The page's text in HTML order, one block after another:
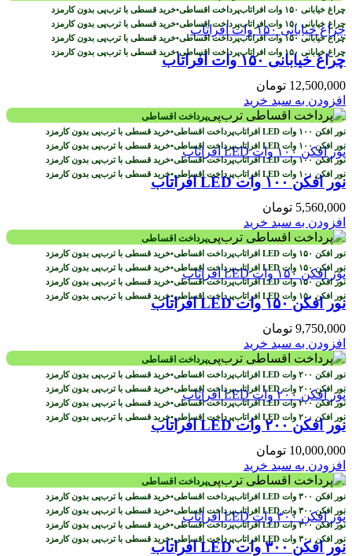
پرداخت اقساطی•خرید قسطی با ترب‌پی بدون کارمزد
پرداخت اقساطی•خرید قسطی با ترب‌پی بدون کارمزد
پرداخت اقساطی•خرید قسطی با ترب‌پی بدون کارمزد
پرداخت اقساطی•خرید قسطی با ترب‌پی بدون کارمزد چراغ خیابانی ۱۵۰ وات افراتاب
12,500,000 تومان
افزودن به سبد خرید
پرداخت اقساطی
پرداخت اقساطی•خرید قسطی با ترب‌پی بدون کارمزد
پرداخت اقساطی•خرید قسطی با ترب‌پی بدون کارمزد
پرداخت اقساطی•خرید قسطی با ترب‌پی بدون کارمزد
پرداخت اقساطی•خرید قسطی با ترب‌پی بدون کارمزد نور افکن ۱۰۰ وات LED افراتاب
5,560,000 تومان
افزودن به سبد خرید
پرداخت اقساطی
پرداخت اقساطی•خرید قسطی با ترب‌پی بدون کارمزد
پرداخت اقساطی•خرید قسطی با ترب‌پی بدون کارمزد
پرداخت اقساطی•خرید قسطی با ترب‌پی بدون کارمزد
پرداخت اقساطی•خرید قسطی با ترب‌پی بدون کارمزد نور افکن ۱۵۰ وات LED افراتاب
9,750,000 تومان
افزودن به سبد خرید
پرداخت اقساطی
پرداخت اقساطی•خرید قسطی با ترب‌پی بدون کارمزد
پرداخت اقساطی•خرید قسطی با ترب‌پی بدون کارمزد
پرداخت اقساطی•خرید قسطی با ترب‌پی بدون کارمزد
پرداخت اقساطی•خرید قسطی با ترب‌پی بدون کارمزد نور افکن ۲۰۰ وات LED افراتاب
10,000,000 تومان
افزودن به سبد خرید
پرداخت اقساطی
پرداخت اقساطی•خرید قسطی با ترب‌پی بدون کارمزد
پرداخت اقساطی•خرید قسطی با ترب‌پی بدون کارمزد
پرداخت اقساطی•خرید قسطی با ترب‌پی بدون کارمزد
پرداخت اقساطی•خرید قسطی با ترب‌پی بدون کارمزد نور افکن ۳۰۰ وات LED افراتاب